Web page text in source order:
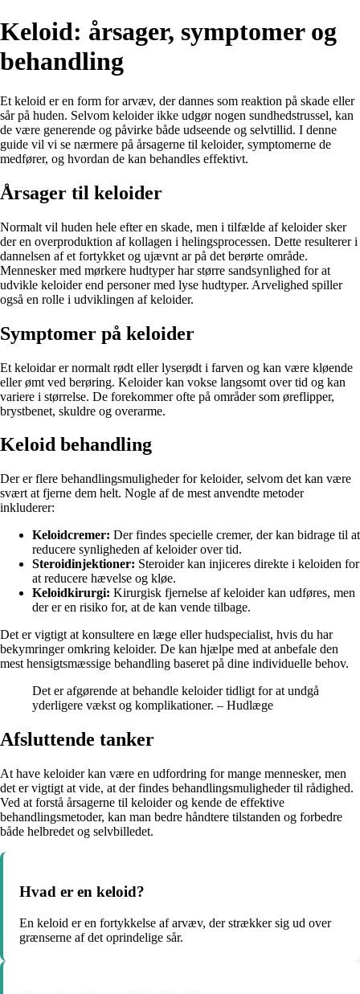
Keloid: årsager, symptomer og
behandling
Et keloid er en form for arvæv, der dannes som reaktion på skade eller
sår på huden. Selvom keloider ikke udgør nogen sundhedstrussel, kan
de være generende og påvirke både udseende og selvtillid. I denne
guide vil vi se nærmere på årsagerne til keloider, symptomerne de
medfører, og hvordan de kan behandles effektivt.
Årsager til keloider
Normalt vil huden hele efter en skade, men i tilfælde af keloider sker
der en overproduktion af kollagen i helingsprocessen. Dette resulterer i
dannelsen af et fortykket og ujævnt ar på det berørte område.
Mennesker med mørkere hudtyper har større sandsynlighed for at
udvikle keloider end personer med lyse hudtyper. Arvelighed spiller
også en rolle i udviklingen af keloider.
Symptomer på keloider
Et keloidar er normalt rødt eller lyserødt i farven og kan være kløende
eller ømt ved berøring. Keloider kan vokse langsomt over tid og kan
variere i størrelse. De forekommer ofte på områder som øreflipper,
brystbenet, skuldre og overarme.
Keloid behandling
Der er flere behandlingsmuligheder for keloider, selvom det kan være
svært at fjerne dem helt. Nogle af de mest anvendte metoder
inkluderer:
Keloidcremer: Der findes specielle cremer, der kan bidrage til at
reducere synligheden af keloider over tid.
Steroidinjektioner: Steroider kan injiceres direkte i keloiden for
at reducere hævelse og kløe.
Keloidkirurgi: Kirurgisk fjernelse af keloider kan udføres, men
der er en risiko for, at de kan vende tilbage.
Det er vigtigt at konsultere en læge eller hudspecialist, hvis du har
bekymringer omkring keloider. De kan hjælpe med at anbefale den
mest hensigtsmæssige behandling baseret på dine individuelle behov.
Det er afgørende at behandle keloider tidligt for at undgå
yderligere vækst og komplikationer. – Hudlæge
Afsluttende tanker
At have keloider kan være en udfordring for mange mennesker, men
det er vigtigt at vide, at der findes behandlingsmuligheder til rådighed.
Ved at forstå årsagerne til keloider og kende de effektive
behandlingsmetoder, kan man bedre håndtere tilstanden og forbedre
både helbredet og selvbilledet.
Hvad er en keloid?
En keloid er en fortykkelse af arvæv, der strækker sig ud over
grænserne af det oprindelige sår.